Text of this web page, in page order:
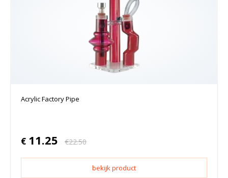
Acrylic Factory Pipe
€ 11.25 €22.50
bekijk product